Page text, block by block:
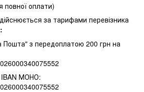
повної оплати)
за тарифами перевізника
Пошта" з передоплатою 200 грн на
IBAN МОНО: